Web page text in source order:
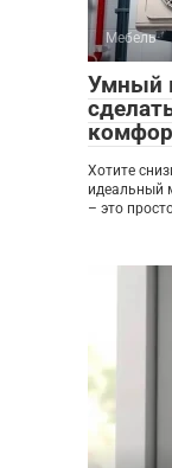
Мебель
Умный
Хотите
идеальный
– это